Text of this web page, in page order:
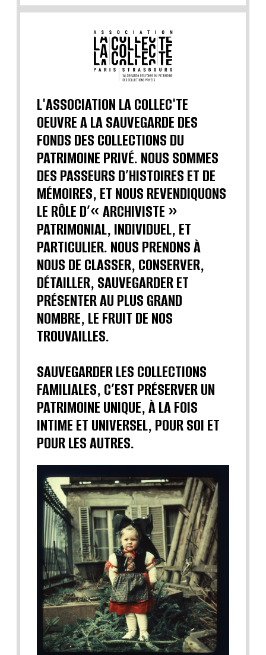
L'ASSOCIATION LA COLLEC'TE
OEUVRE A LA SAUVEGARDE DES
FONDS DES COLLECTIONS DU
PATRIMOINE PRIVÉ. NOUS SOMMES
DES PASSEURS D’HISTOIRES ET DE
MÉMOIRES, ET NOUS REVENDIQUONS
LE RÔLE D’« ARCHIVISTE »
PATRIMONIAL, INDIVIDUEL, ET
PARTICULIER. NOUS PRENONS À
NOUS DE CLASSER, CONSERVER,
DÉTAILLER, SAUVEGARDER ET
PRÉSENTER AU PLUS GRAND
NOMBRE, LE FRUIT DE NOS
TROUVAILLES.
SAUVEGARDER LES COLLECTIONS
FAMILIALES, C’EST PRÉSERVER UN
PATRIMOINE UNIQUE, À LA FOIS
INTIME ET UNIVERSEL, POUR SOI ET
POUR LES AUTRES.